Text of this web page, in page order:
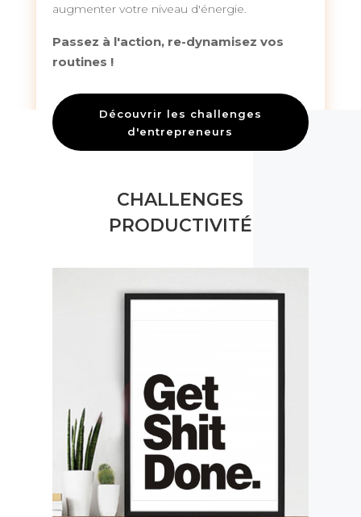
augmenter votre niveau d'énergie.
Passez à l'action, re-dynamisez vos
routines !
Découvrir les challenges
d'entrepreneurs
CHALLENGES
PRODUCTIVITÉ